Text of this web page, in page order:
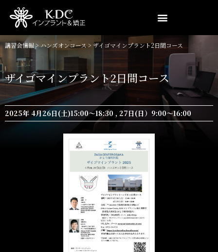
講習会情報> ハンズオンコース> ザイゴマインプラント2日間コース
ザイゴマインプラント2日間コース
2025年 4月26日(土)15:00〜18:30 , 27日(日）9:00〜16:00